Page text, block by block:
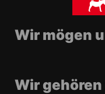
Wir mögen
Wir